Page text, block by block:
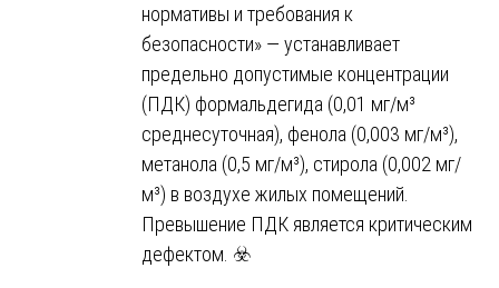
нормативы и требования к
безопасности» — устанавливает
предельно допустимые концентрации
(ПДК) формальдегида (0,01 мг/м³
среднесуточная), фенола (0,003 мг/м³),
метанола (0,5 мг/м³), стирола (0,002 мг/
м³) в воздухе жилых помещений.
Превышение ПДК является критическим
дефектом. ☣️